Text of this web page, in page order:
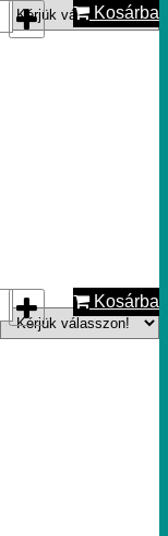
Kosárba
Kosárba